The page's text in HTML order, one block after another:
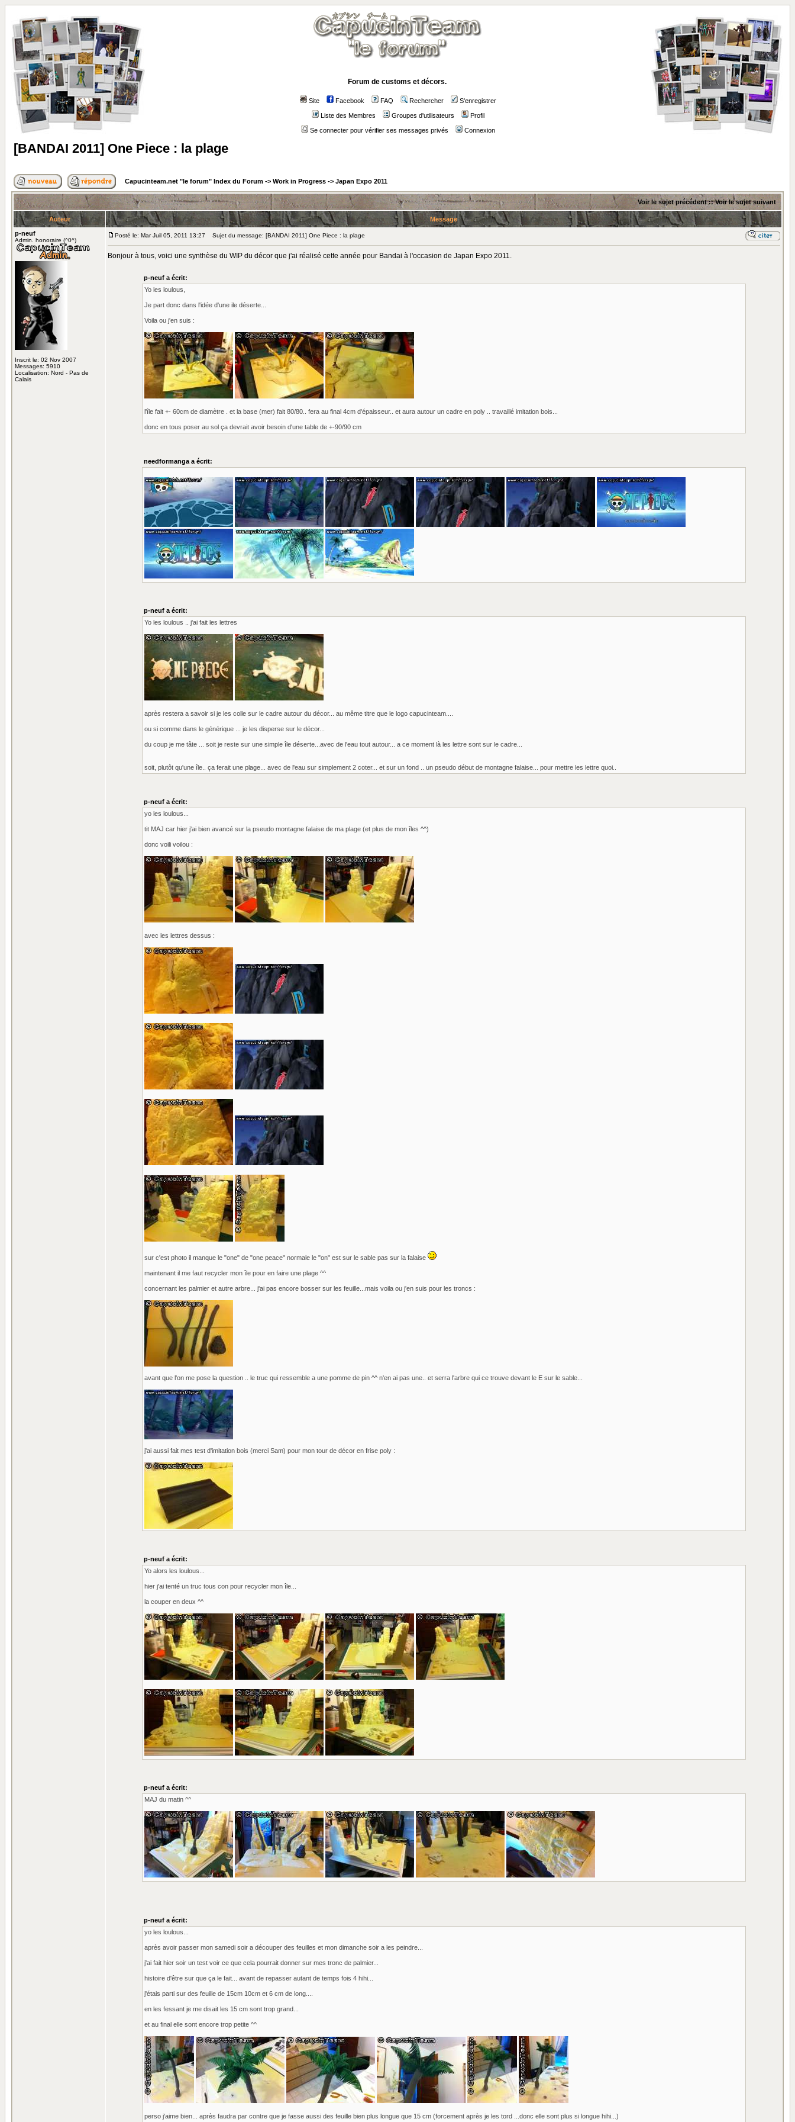
Forum de customs et décors.
Site Facebook FAQ Rechercher S'enregistrer
Liste des Membres Groupes d'utilisateurs Profil
Se connecter pour vérifier ses messages privés Connexion
[BANDAI 2011] One Piece : la plage
Capucinteam.net "le forum" Index du Forum -> Work in Progress -> Japan Expo 2011
Voir le sujet précédent::Voir le sujet suivant
Auteur
Message
p-neuf
Admin. honoraire (^0^)
Inscrit le: 02 Nov 2007
Messages: 5910
Localisation: Nord - Pas de
Calais
Posté le: Mar Juil 05, 2011 13:27 Sujet du message: [BANDAI 2011] One Piece : la plage
Bonjour à tous, voici une synthèse du WIP du décor que j'ai réalisé cette année pour Bandai à l'occasion de Japan Expo 2011.
p-neuf a écrit:
Yo les loulous,
Je part donc dans l'idée d'une ile déserte...
Voila ou j'en suis :
l'île fait +- 60cm de diamètre . et la base (mer) fait 80/80.. fera au final 4cm d'épaisseur.. et aura autour un cadre en poly .. travaillé imitation bois...
donc en tous poser au sol ça devrait avoir besoin d'une table de +-90/90 cm
needformanga a écrit:
p-neuf a écrit:
Yo les loulous .. j'ai fait les lettres
après restera a savoir si je les colle sur le cadre autour du décor... au même titre que le logo capucinteam....
ou si comme dans le générique ... je les disperse sur le décor...
du coup je me tâte ... soit je reste sur une simple île déserte...avec de l'eau tout autour... a ce moment là les lettre sont sur le cadre...
soit, plutôt qu'une île.. ça ferait une plage... avec de l'eau sur simplement 2 coter... et sur un fond .. un pseudo début de montagne falaise... pour mettre les lettre quoi..
p-neuf a écrit:
yo les loulous...
tit MAJ car hier j'ai bien avancé sur la pseudo montagne falaise de ma plage (et plus de mon îles ^^)
donc voili voilou :
avec les lettres dessus :
sur c'est photo il manque le "one" de "one peace" normale le "on" est sur le sable pas sur la falaise
maintenant il me faut recycler mon île pour en faire une plage ^^
concernant les palmier et autre arbre... j'ai pas encore bosser sur les feuille...mais voila ou j'en suis pour les troncs :
avant que l'on me pose la question .. le truc qui ressemble a une pomme de pin ^^ n'en ai pas une.. et serra l'arbre qui ce trouve devant le E sur le sable...
j'ai aussi fait mes test d'imitation bois (merci Sam) pour mon tour de décor en frise poly :
p-neuf a écrit:
Yo alors les loulous...
hier j'ai tenté un truc tous con pour recycler mon île...
la couper en deux ^^
p-neuf a écrit:
MAJ du matin ^^
p-neuf a écrit:
yo les loulous...
après avoir passer mon samedi soir a découper des feuilles et mon dimanche soir a les peindre...
j'ai fait hier soir un test voir ce que cela pourrait donner sur mes tronc de palmier...
histoire d'être sur que ça le fait... avant de repasser autant de temps fois 4 hihi...
j'étais parti sur des feuille de 15cm 10cm et 6 cm de long....
en les fessant je me disait les 15 cm sont trop grand...
et au final elle sont encore trop petite ^^
perso j'aime bien... après faudra par contre que je fasse aussi des feuille bien plus longue que 15 cm (forcement après je les tord ...donc elle sont plus si longue hihi...)